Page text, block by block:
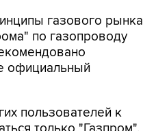
газового рынка
по газопроводу
официальный
пользователей к